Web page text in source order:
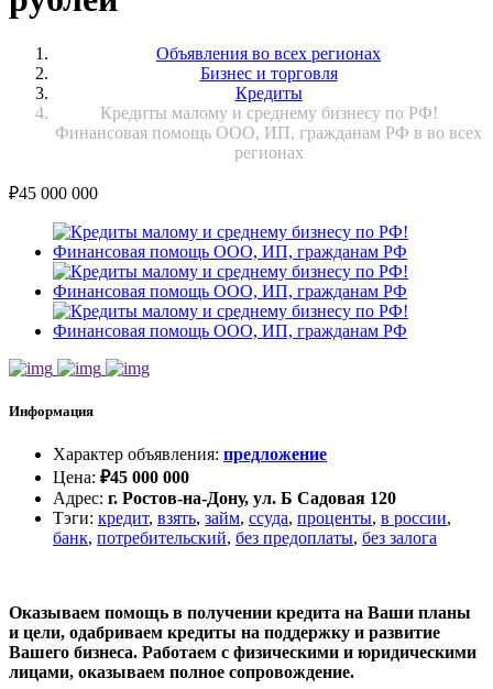
Объявления во всех регионах
Бизнес и торговля
Кредиты
Кредиты малому и среднему бизнесу по РФ!
Финансовая помощь ООО, ИП, гражданам РФ в во всех
регионах
₽45 000 000
Информация
Характер объявления: предложение
Цена: ₽45 000 000
Адрес: г. Ростов-на-Дону, ул. Б Садовая 120
Тэги: кредит, взять, займ, ссуда, проценты, в россии,
банк, потребительский, без предоплаты, без залога
Оказываем помощь в получении кредита на Ваши планы
и цели, одабриваем кредиты на поддержку и развитие
Вашего бизнеса⁣. Работаем с физическими и юридическими
лицами, оказываем полное сопровождение.